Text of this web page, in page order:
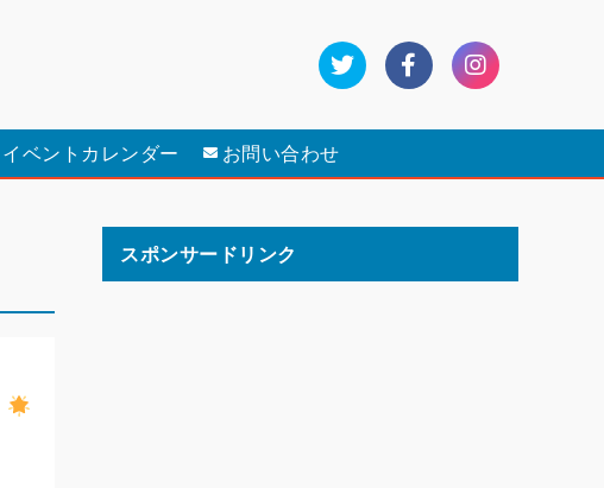
イベントカレンダー お問い合わせ
スポンサードリンク